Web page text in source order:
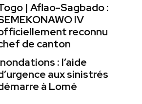
| Aflao-Sagbado :
IV
reconnu
de canton
: l’aide
aux sinistrés
à Lomé